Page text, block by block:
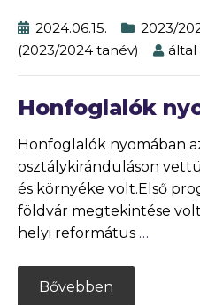
2024.06.15. 2023/
(2023/2024 tanév)
által
Honfoglalók
Honfoglalók nyomában
osztálykiránduláson
és környéke volt.Első
földvár megtekintése
helyi református …
Bővebben